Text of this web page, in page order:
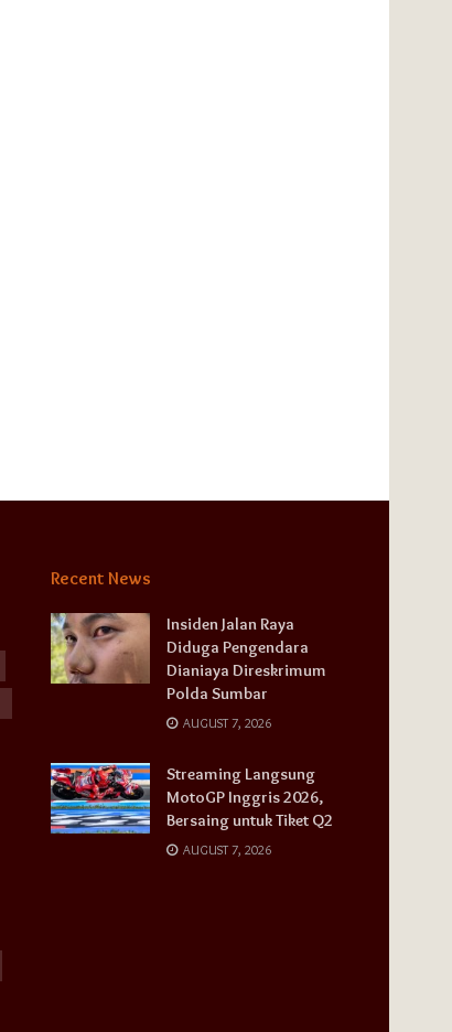
Recent News
Insiden Jalan Raya
Diduga Pengendara
Dianiaya Direskrimum
Polda Sumbar
AUGUST 7, 2026
Streaming Langsung
MotoGP Inggris 2026,
Bersaing untuk Tiket Q2
AUGUST 7, 2026